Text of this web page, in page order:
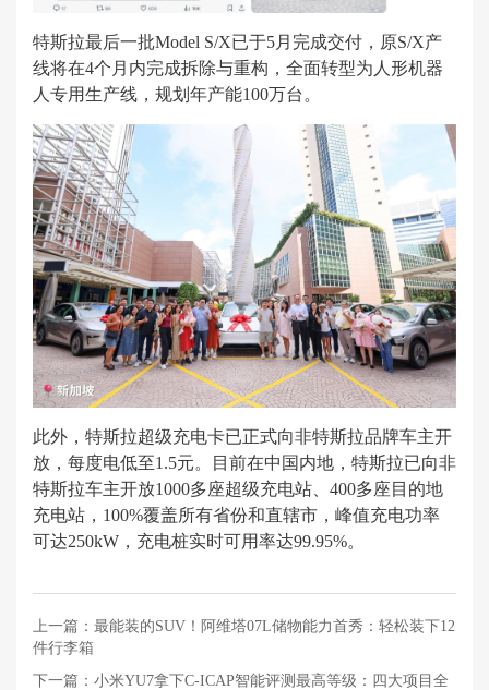
特斯拉最后一批Model S/X已于5月完成交付，原S/X产
线将在4个月内完成拆除与重构，全面转型为人形机器
人专用生产线，规划年产能100万台。
此外，特斯拉超级充电卡已正式向非特斯拉品牌车主开
放，每度电低至1.5元。目前在中国内地，特斯拉已向非
特斯拉车主开放1000多座超级充电站、400多座目的地
充电站，100%覆盖所有省份和直辖市，峰值充电功率
可达250kW，充电桩实时可用率达99.95%。
上一篇： 最能装的SUV！阿维塔07L储物能力首秀：轻松装下12
件行李箱
下一篇： 小米YU7拿下C-ICAP智能评测最高等级：四大项目全